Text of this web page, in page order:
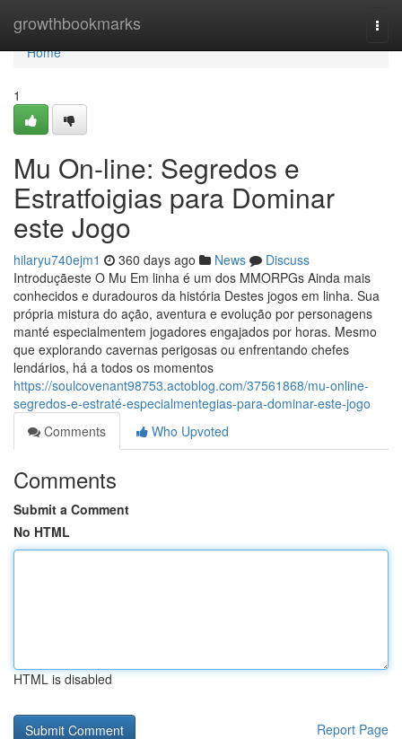
growthbookmarks
Home
Home
1
Mu On-line: Segredos e
Estratfoigias para Dominar
este Jogo
hilaryu740ejm1 360 days ago News
Discuss
Introduçãeste O Mu Em linha é um dos MMORPGs Ainda mais
conhecidos e duradouros da história Destes jogos em linha. Sua
própria mistura do ação, aventura e evolução por personagens
manté especialmentem jogadores engajados por horas. Mesmo
que explorando cavernas perigosas ou enfrentando chefes
lendários, há a todos os momentos
https://soulcovenant98753.actoblog.com/37561868/mu-online-
segredos-e-estraté-especialmentegias-para-dominar-este-jogo
Comments
Who Upvoted
Comments
Submit a Comment
No HTML
HTML is disabled
Report Page